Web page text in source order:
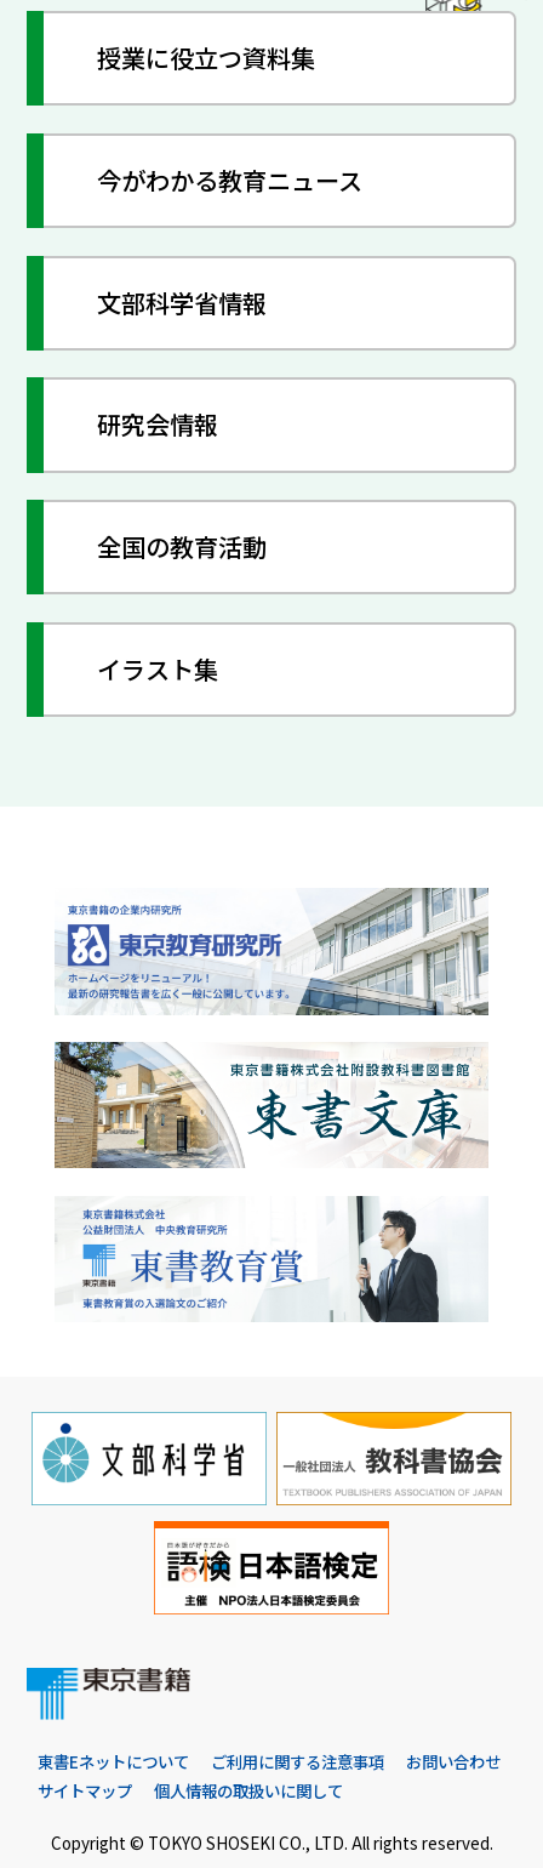
授業に役立つ資料集
今がわかる教育ニュース
文部科学省情報
研究会情報
全国の教育活動
イラスト集
東書Eネットについて ご利用に関する注意事項
お問い合わせ
サイトマップ
個人情報の取扱いに関して
Copyright © TOKYO SHOSEKI CO., LTD. All rights reserved.